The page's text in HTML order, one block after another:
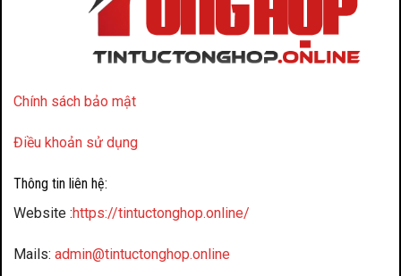
Chính sách bảo mật
Điều khoản sử dụng
Thông tin liên hệ:
Website :https://tintuctonghop.online/
Mails: admin@tintuctonghop.online